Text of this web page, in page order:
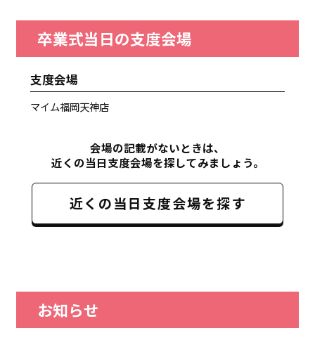
卒業式当日の支度会場
支度会場
マイム福岡天神店
会場の記載がないときは、
近くの当日支度会場を探してみましょう。
近くの当日支度会場を探す
お知らせ